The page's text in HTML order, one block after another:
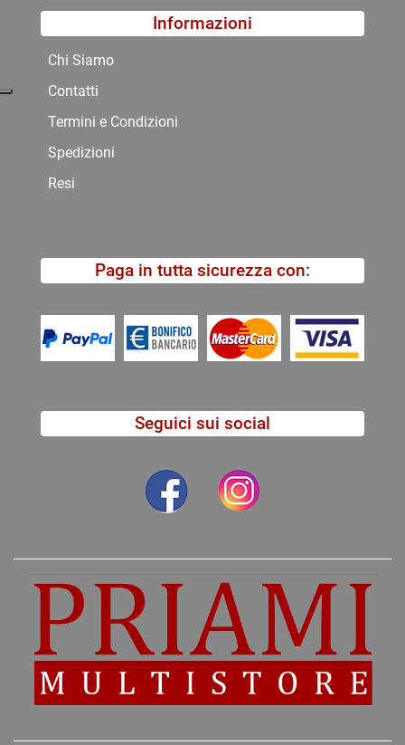
Informazioni
Chi Siamo
Contatti
Termini e Condizioni
Spedizioni
Resi
Paga in tutta sicurezza con:
Seguici sui social